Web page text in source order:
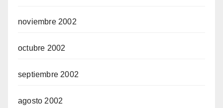
noviembre 2002
octubre 2002
septiembre 2002
agosto 2002